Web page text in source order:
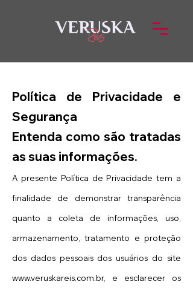
Política de Privacidade e
Segurança
Entenda como são tratadas
as suas informações.
A presente Política de Privacidade tem a
finalidade de demonstrar transparência
quanto a coleta de informações, uso,
armazenamento, tratamento e proteção
dos dados pessoais dos usuários do site
www.veruskareis.com.br, e esclarecer os